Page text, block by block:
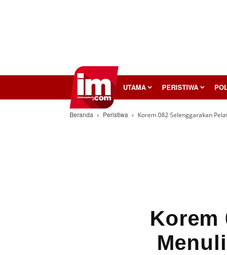
InilahMojokerto UTAMA PERISTIWA
Beranda Peristiwa Korem 082 Selenggarakan
Korem